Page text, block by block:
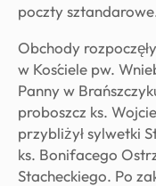
poczty
Obchody
w Kościele pw.
Panny w
proboszcz ks.
przybliżył sylwetki
ks. Bonifacego
Stacheckiego. Po